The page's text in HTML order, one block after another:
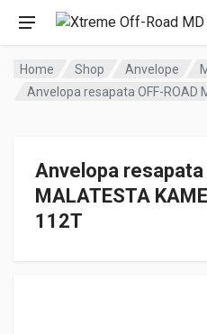
Home Shop Anvelope
Anvelopa resapata
MALATESTA
112T